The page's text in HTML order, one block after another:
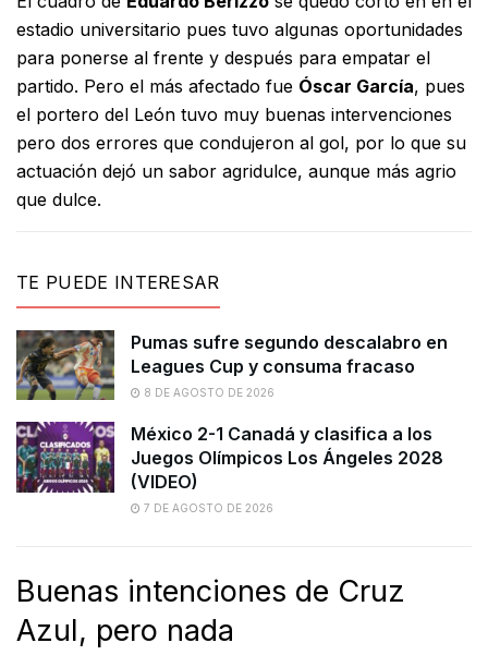
estadio universitario pues tuvo algunas oportunidades
para ponerse al frente y después para empatar el
partido. Pero el más afectado fue Óscar García, pues
el portero del León tuvo muy buenas intervenciones
pero dos errores que condujeron al gol, por lo que su
actuación dejó un sabor agridulce, aunque más agrio
que dulce.
TE PUEDE INTERESAR
Pumas sufre segundo descalabro en
Leagues Cup y consuma fracaso
8 DE AGOSTO DE 2026
México 2-1 Canadá y clasifica a los
Juegos Olímpicos Los Ángeles 2028
(VIDEO)
7 DE AGOSTO DE 2026
Buenas intenciones de Cruz
Azul, pero nada